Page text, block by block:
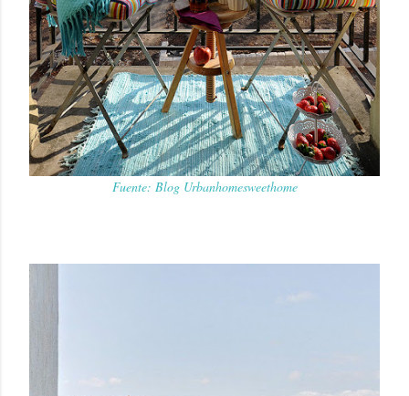
Fuente: Blog Urbanhomesweethome